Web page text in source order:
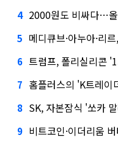
4 2000원도 비싸다…올리
5 메디큐브·아누아·리
6 트럼프, 폴리실리콘
7 홈플러스의 'K트레
8 SK, 자본잠식 '쏘카
9 비트코인·이더리움